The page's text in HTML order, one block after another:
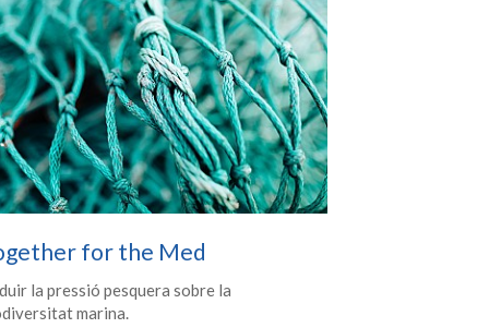
for the Med
la pressió pesquera sobre la
marina.